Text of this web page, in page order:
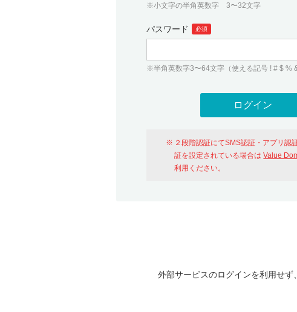
※小文字の半角英数字 3〜32文字
パスワード 必須
※半角英数字3〜64文字（使える記号 ! # $ % &
２段階認証にてSMS認証・アプリ認
証を設定されている場合はValue
利用ください。
外部サービスのログインを利用せず